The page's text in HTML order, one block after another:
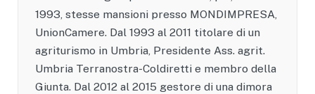
1993, stesse mansioni presso MONDIMPRESA,
UnionCamere. Dal 1993 al 2011 titolare di un
agriturismo in Umbria, Presidente Ass. agrit.
Umbria Terranostra-Coldiretti e membro della
Giunta. Dal 2012 al 2015 gestore di una dimora